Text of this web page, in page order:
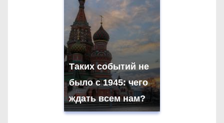
Таких событий не
было с 1945: чего
ждать всем нам?